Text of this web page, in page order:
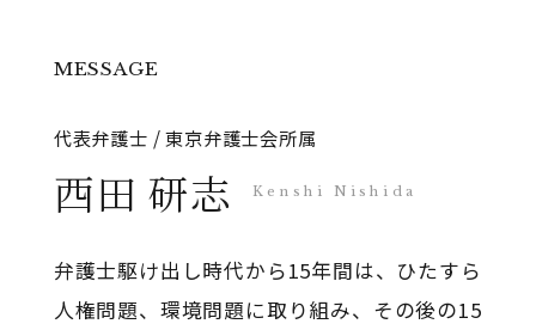
MESSAGE
代表弁護士 / 東京弁護士会所属
西田 研志 Kenshi Nishida
弁護士駆け出し時代から15年間は、ひたすら
人権問題、環境問題に取り組み、その後の15